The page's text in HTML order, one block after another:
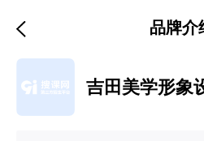
品牌介
吉田美学形象